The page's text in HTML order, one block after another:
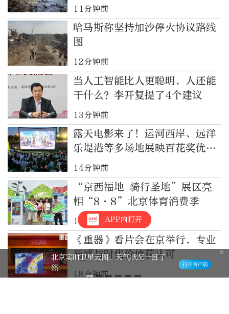
11分钟前
哈马斯称坚持加沙停火协议路线
图
12分钟前
当人工智能比人更聪明，人还能
干什么？李开复提了4个建议
13分钟前
露天电影来了！运河西岸、远洋
乐堤港等多场地展映百花奖优秀
影片～
14分钟前
“京西福地 骑行圣地”展区亮
相“8·8”北京体育消费季
16分钟前
《重器》看片会在京举行，专业
质感与时代价值获认可
18分钟前
APP内打开
棋缘！晒出我的“晚报杯” 有奖征集